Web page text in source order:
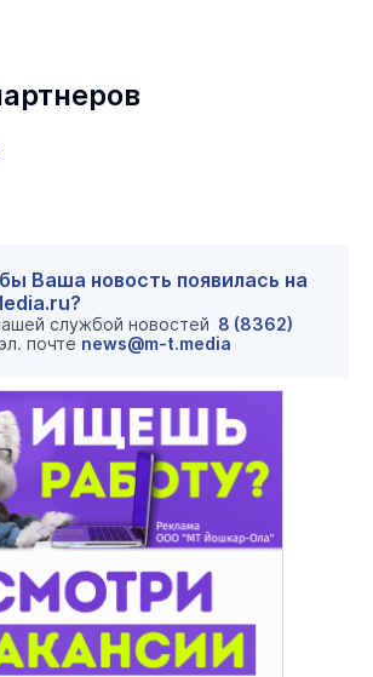
Ваша новость появилась на
службой новостей 8 (8362)
почте news@m-t.media